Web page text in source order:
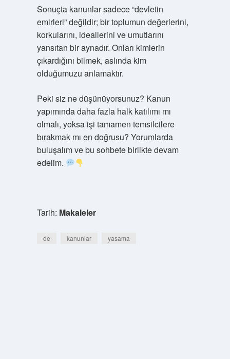
Sonuçta kanunlar sadece “devletin
emirleri” değildir; bir toplumun değerlerini,
korkularını, ideallerini ve umutlarını
yansıtan bir aynadır. Onları kimlerin
çıkardığını bilmek, aslında kim
olduğumuzu anlamaktır.
Peki siz ne düşünüyorsunuz? Kanun
yapımında daha fazla halk katılımı mı
olmalı, yoksa işi tamamen temsilcilere
bırakmak mı en doğrusu? Yorumlarda
buluşalım ve bu sohbete birlikte devam
edelim.
Tarih: Makaleler
de kanunlar yasama